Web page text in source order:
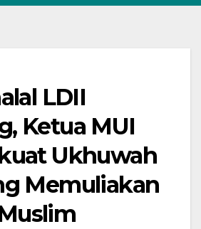
LDII
Ketua MUI
Ukhuwah
Memuliakan